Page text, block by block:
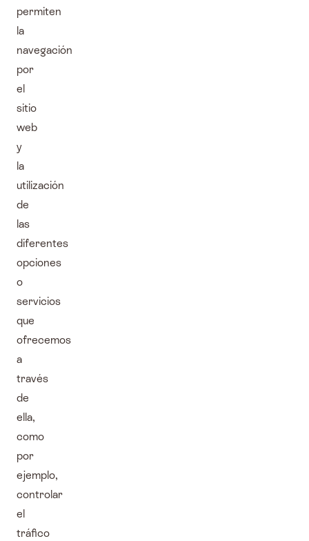
permiten
la
navegación
por
el
sitio
web
y
la
utilización
de
las
diferentes
opciones
o
servicios
que
ofrecemos
a
través
de
ella,
como
por
ejemplo,
controlar
el
tráfico